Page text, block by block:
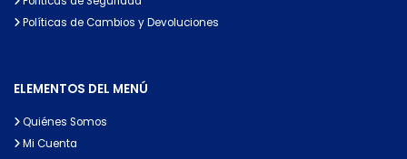
Políticas de Cambios y Devoluciones
ELEMENTOS DEL MENÚ
Quiénes Somos
Mi Cuenta